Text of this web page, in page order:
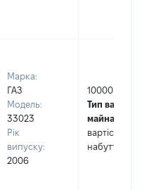
Марка:
ГАЗ
Модель:
33023
Рік
випуску:
2006
10000
Тип вартості
майна:
вартість на
набуття